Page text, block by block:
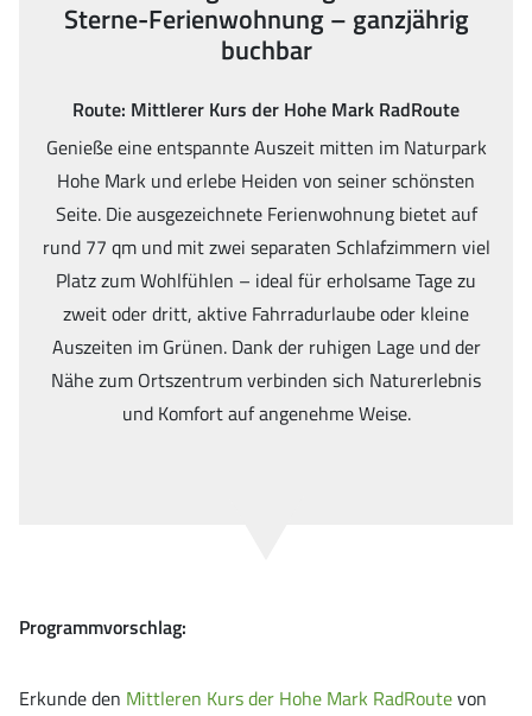
Sterne-Ferienwohnung – ganzjährig
buchbar
Route: Mittlerer Kurs der Hohe Mark RadRoute
Genieße eine entspannte Auszeit mitten im Naturpark
Hohe Mark und erlebe Heiden von seiner schönsten
Seite. Die ausgezeichnete Ferienwohnung bietet auf
rund 77 qm und mit zwei separaten Schlafzimmern viel
Platz zum Wohlfühlen – ideal für erholsame Tage zu
zweit oder dritt, aktive Fahrradurlaube oder kleine
Auszeiten im Grünen. Dank der ruhigen Lage und der
Nähe zum Ortszentrum verbinden sich Naturerlebnis
und Komfort auf angenehme Weise.
Programmvorschlag:
Erkunde den Mittleren Kurs der Hohe Mark RadRoutevon